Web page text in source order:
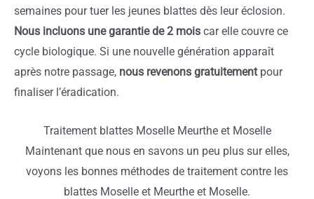
semaines pour tuer les jeunes blattes dès leur éclosion.
Nous incluons une garantie de 2 mois car elle couvre ce
cycle biologique. Si une nouvelle génération apparaît
après notre passage, nous revenons gratuitementpour
finaliser l’éradication.
Traitement blattes Moselle Meurthe et Moselle
Maintenant que nous en savons un peu plus sur elles,
voyons les bonnes méthodes de traitement contre les
blattes Moselle et Meurthe et Moselle.